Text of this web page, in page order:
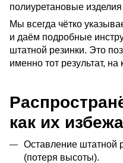
полиуретановые
Мы всегда чётко
и даём подробные
штатной резинки. Это
именно тот результат,
как их
Оставление штатной
(потеря высоты).